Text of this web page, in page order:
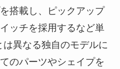
搭載し、ピックアップ
ッチを採用するなど単
異なる独自のモデルに
のパーツやシェイプを